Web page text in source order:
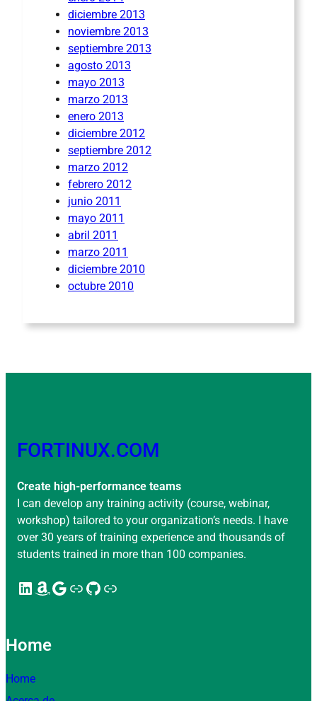
diciembre 2013
noviembre 2013
septiembre 2013
agosto 2013
mayo 2013
marzo 2013
enero 2013
diciembre 2012
septiembre 2012
marzo 2012
febrero 2012
junio 2011
mayo 2011
abril 2011
marzo 2011
diciembre 2010
octubre 2010
FORTINUX.COM
Create high-performance teams
I can develop any training activity (course, webinar,
workshop) tailored to your organization’s needs. I have
over 30 years of training experience and thousands of
students trained in more than 100 companies.
LinkedIn Amazon Google Enlace GitHub Enlace
Home
Home